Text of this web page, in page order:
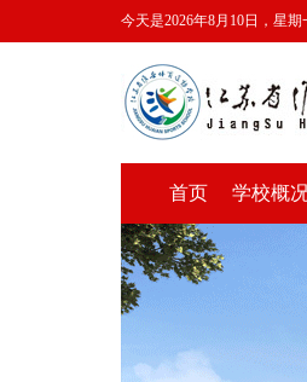
今天是2026年8月10日，星
首页 学校概